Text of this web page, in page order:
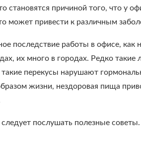
становятся причиной того, что у
может привести к различным
последствие работы в офисе,
их много в городах. Редко
перекусы нарушают
жизни, нездоровая пища
послушать полезные